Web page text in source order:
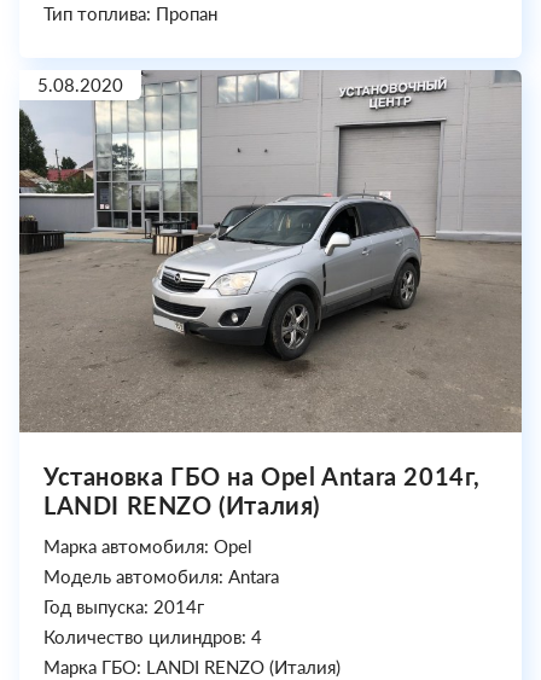
Тип топлива: Пропан
5.08.2020
Установка ГБО на Opel Antara 2014г,
LANDI RENZO (Италия)
Марка автомобиля: Opel
Модель автомобиля: Antara
Год выпуска: 2014г
Количество цилиндров: 4
Марка ГБО: LANDI RENZO (Италия)